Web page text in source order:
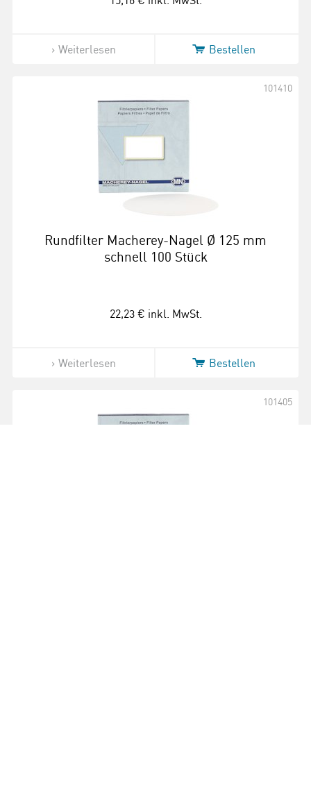
Weiterlesen Bestellen
Rundfilter Macherey-Nagel Ø 125 mm
schnell 100 Stück
101410
22,23 € inkl. MwSt.
Weiterlesen Bestellen
101405